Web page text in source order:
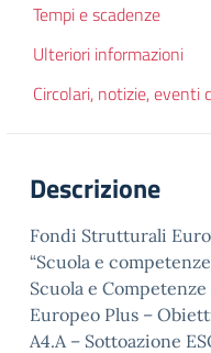
Tempi e scadenze
Ulteriori informazioni
Circolari, notizie, eventi
Descrizione
Fondi Strutturali
“Scuola e
Scuola e Competenze
Europeo Plus –
A4.A – Sottoazione